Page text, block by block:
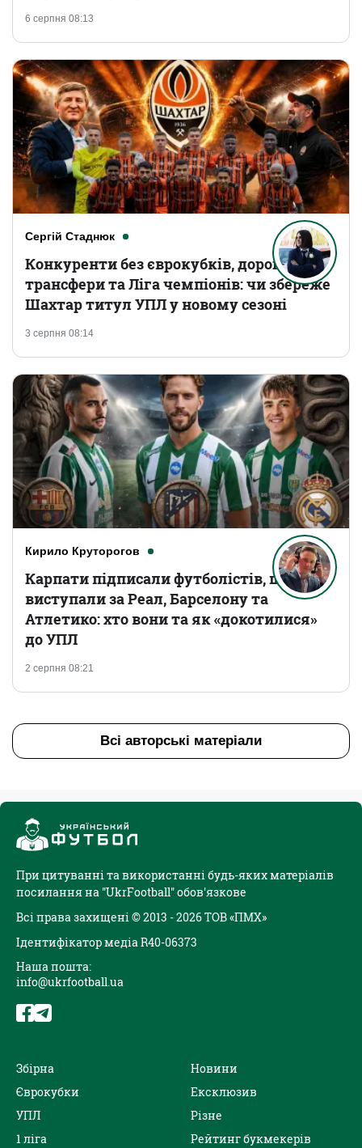
6 серпня 08:13
Сергій Стаднюк
3 серпня 08:14
Конкуренти без єврокубків, дорогі
трансфери та Ліга чемпіонів: чи збереже
Шахтар титул УПЛ у новому сезоні
Кирило Круторогов
2 серпня 08:21
Карпати підписали футболістів, що
виступали за Реал, Барселону та
Атлетико: хто вони та як «докотилися»
до УПЛ
Всі авторські матеріали
При цитуванні та використанні будь-яких матеріалів
посилання на "UkrFootball" обов'язкове
Всі права захищені © 2013 - 2026 ТОВ «ПМХ»
Ідентифікатор медіа R40-06373
Наша пошта:
info@ukrfootball.ua
Збірна
Єврокубки
УПЛ
1 ліга
Новини
Ексклюзив
Різне
Рейтинг букмекерів